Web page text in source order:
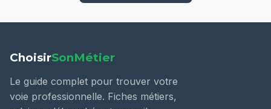
ChoisirSonMétier
Le guide complet pour trouver votre
voie professionnelle. Fiches métiers,